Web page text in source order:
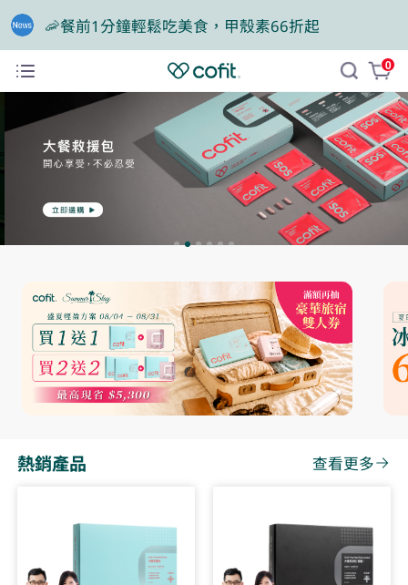
🎁買大餐包送蛋白飲，滿額再抽豪華住宿券 0
熱銷產品 查看更多